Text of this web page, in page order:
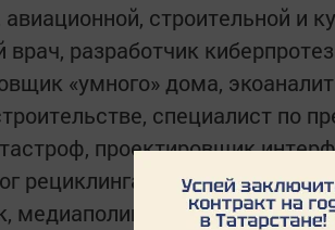
строительной и
разработчик
«умного» дома,
специалист по
проектировщик
рециклинга летательных
медиаполицейский, личный